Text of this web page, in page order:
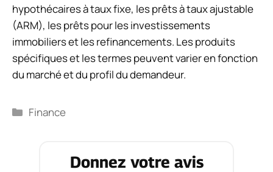
hypothécaires à taux fixe, les prêts à taux ajustable
(ARM), les prêts pour les investissements
immobiliers et les refinancements. Les produits
spécifiques et les termes peuvent varier en fonction
du marché et du profil du demandeur.
Catégories
Finance
Donnez votre avis